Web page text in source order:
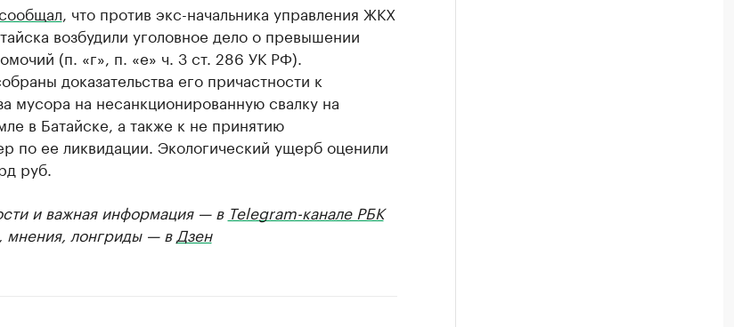
, что против экс-начальника управления ЖКХ
возбудили уголовное дело о превышении
(п. «г», п. «е» ч. 3 ст. 286 УК РФ).
доказательства его причастности к
мусора на несанкционированную свалку на
в Батайске, а также к не принятию
по ее ликвидации. Экологический ущерб оценили
руб.
и важная информация — в Telegram-канале РБК
мнения, лонгриды — в Дзен